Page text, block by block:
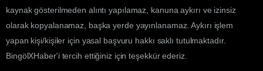
kaynak gösterilmeden alıntı yapılamaz, kanuna aykırı ve izinsiz
olarak kopyalanamaz, başka yerde yayınlanamaz. Aykırı işlem
yapan kişi/kişiler için yasal başvuru hakkı saklı tutulmaktadır.
BingölXHaber'i tercih ettiğiniz için teşekkür ederiz.